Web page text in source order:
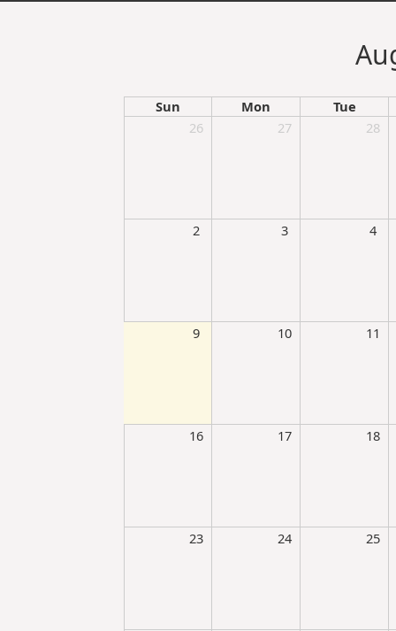
Sun Mon
Tue
26
27 28
2 3 4
9 10 11
16 17 18
23 24 25